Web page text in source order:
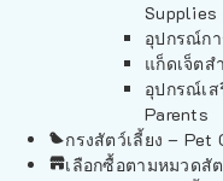
Supplies
อุปกรณ์ก
แก็ดเจ็ตส
อุปกรณ์เ
Parents
กรงสัตว์เลี้ยง – Pet
เลือกซื้อตามหมวดสั